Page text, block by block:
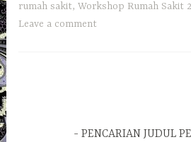
rumah sakit,Workshop Rumah Sakit
Leave a comment
PENCARIAN JUDUL